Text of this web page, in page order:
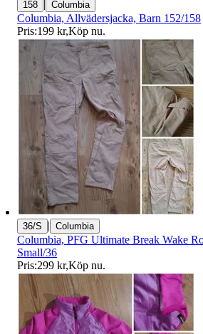
158 | Columbia
Columbia, Allvädersjacka, Barn 152/158
Pris:199 kr,Köp nu.
36/S | Columbia
Columbia, PFG Ultimate Break Wake
Small/36
Pris:299 kr,Köp nu.